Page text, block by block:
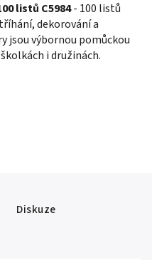
listů C5984- 100 listů
dekorování a
jsou výbornou pomůckou
i družinách.
Diskuze